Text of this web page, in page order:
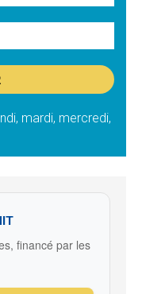
mardi, mercredi,
financé par les